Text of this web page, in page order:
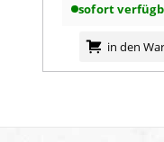
sofort
in den